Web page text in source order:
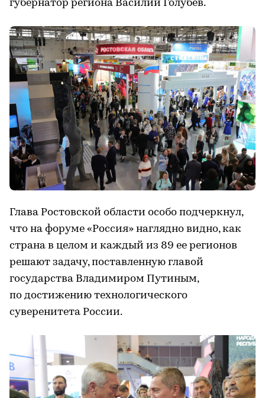
губернатор региона Василий Голубев.
Глава Ростовской области особо подчеркнул,
что на форуме «Россия» наглядно видно, как
страна в целом и каждый из 89 ее регионов
решают задачу, поставленную главой
государства Владимиром Путиным,
по достижению технологического
суверенитета России.